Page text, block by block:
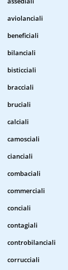
aviolanciali
beneficiali
bilanciali
bisticciali
bracciali
bruciali
calciali
camosciali
cianciali
combaciali
commerciali
conciali
contagiali
controbilanciali
corrucciali